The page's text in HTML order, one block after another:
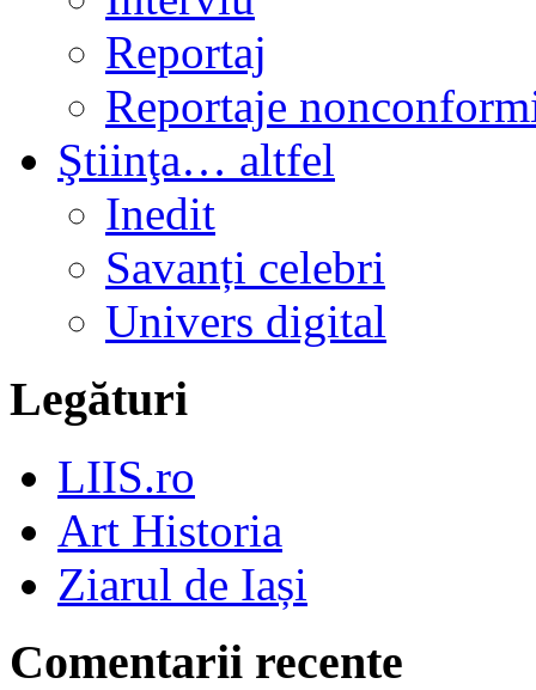
Reportaj
Reportaje
Ştiinţa… altfel
Inedit
Savanți celebri
Univers digital
Legături
LIIS.ro
Art Historia
Ziarul de Iași
Comentarii recente